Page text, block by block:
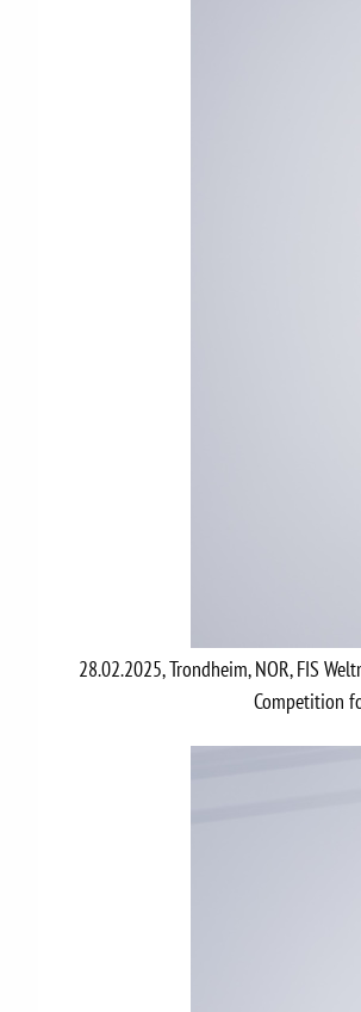
28.02.2025, Trondheim, NOR, FIS
Competition